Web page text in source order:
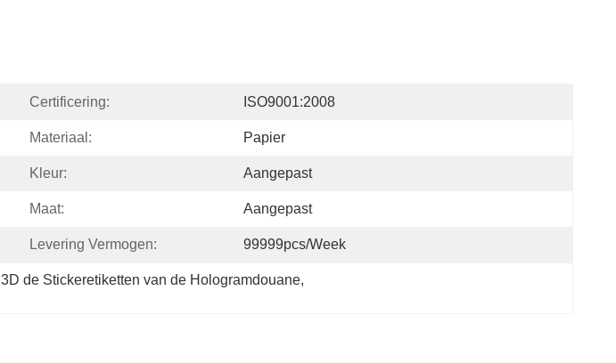
Certificering: ISO9001:2008
Materiaal: Papier
Kleur: Aangepast
Maat: Aangepast
Levering Vermogen: 99999pcs/week
3D de Stickeretiketten van de Hologramdouane,